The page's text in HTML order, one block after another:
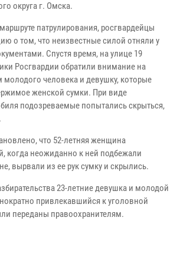
округа г. Омска.
патрулирования, росгвардейцы
о том, что неизвестные силой отняли у
Спустя время, на улице 19
Росгвардии обратили внимание на
человека и девушку, которые
женской сумки. При виде
подозреваемые попытались скрыться,
что 52-летняя женщина
когда неожиданно к ней подбежали
вырвали из ее рук сумку и скрылись.
23-летние девушка и молодой
привлекавшийся к уголовной
переданы правоохранителям.